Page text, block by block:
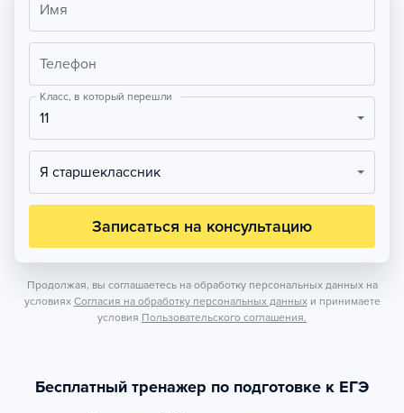
Имя
Телефон
Класс, в который перешли
11
Я старшеклассник
Записаться на консультацию
Продолжая, вы соглашаетесь на обработку персональных данных на
условиях Согласия на обработку персональных данных и принимаете
условия Пользовательского соглашения.
Бесплатный тренажер по подготовке к ЕГЭ